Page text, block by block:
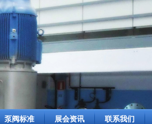
泵阀标准 展会资讯 联系我们